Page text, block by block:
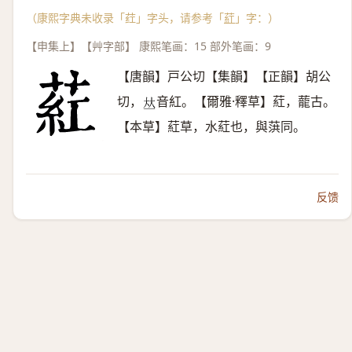
（康熙字典未收录「荭」字头，请参考「葒 」字：）
【申集上】【艸字部】 康熙笔画：15 部外笔画：9
【唐韻】戸公切【集韻】【正韻】胡公
切， 𠀤音紅。【爾雅·釋草】葒，蘢古。
【本草】葒草，水葒也，與葓同。
反馈